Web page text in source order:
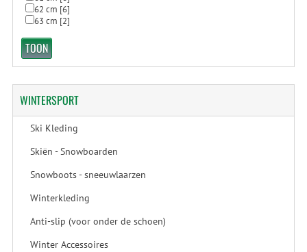
62 cm [6]
63 cm [2]
WINTERSPORT
Ski Kleding
Skiën - Snowboarden
Snowboots - sneeuwlaarzen
Winterkleding
Anti-slip (voor onder de schoen)
Winter Accessoires